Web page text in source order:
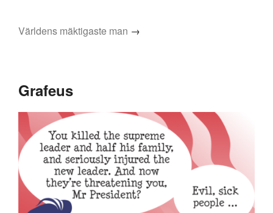
Världens mäktigaste man →
Grafeus